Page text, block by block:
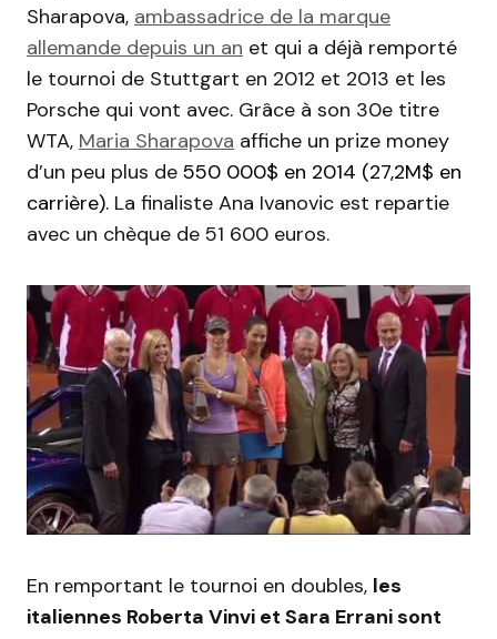
Sharapova, ambassadrice de la marque
allemande depuis un an et qui a déjà remporté
le tournoi de Stuttgart en 2012 et 2013 et les
Porsche qui vont avec. Grâce à son 30e titre
WTA, Maria Sharapova affiche un prize money
d’un peu plus de 550 000$ en 2014 (27,2M$ en
carrière). La finaliste Ana Ivanovic est repartie
avec un chèque de 51 600 euros.
En remportant le tournoi en doubles, les
italiennes Roberta Vinvi et Sara Errani sont